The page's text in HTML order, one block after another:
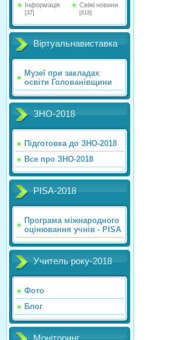
Інформація
[37]
Свіжі новини
[618]
Віртуальнавиставка
Музеї при закладах
освіти Голованівщини
ЗНО-2018
Підготовка до ЗНО-2018
Все про ЗНО-2018
PISA-2018
Програма міжнародного
оцінювання учнів - PISA
Учитель року-2018
Фото
Блог
Моніторинг